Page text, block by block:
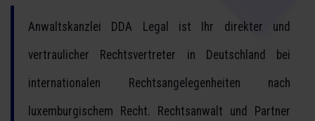
Anwaltskanzlei DDA Legal ist Ihr direkter und
vertraulicher Rechtsvertreter in Deutschland bei
internationalen Rechtsangelegenheiten nach
luxemburgischem Recht. Rechtsanwalt und Partner